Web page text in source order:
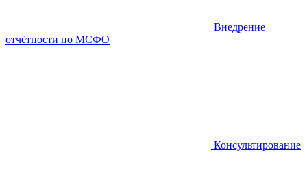
Внедрение
отчётности по МСФО
Консультирование